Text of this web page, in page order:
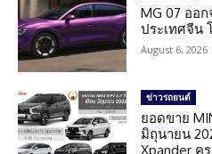
MG 07 ออ
ประเทศจีน
August 6, 2026
ข่าวรถยนต์
ยอดขาย
มิถุนายน
Xpander ค